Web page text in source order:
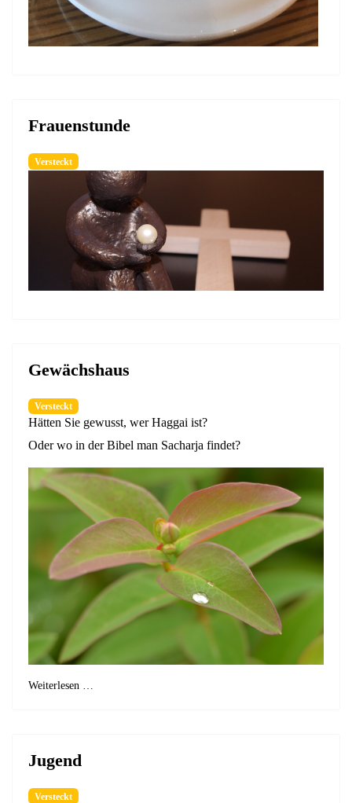
Frauenstunde
Versteckt
Gewächshaus
Versteckt
Hätten Sie gewusst, wer Haggai ist?
Oder wo in der Bibel man Sacharja findet?
Weiterlesen …
Jugend
Versteckt